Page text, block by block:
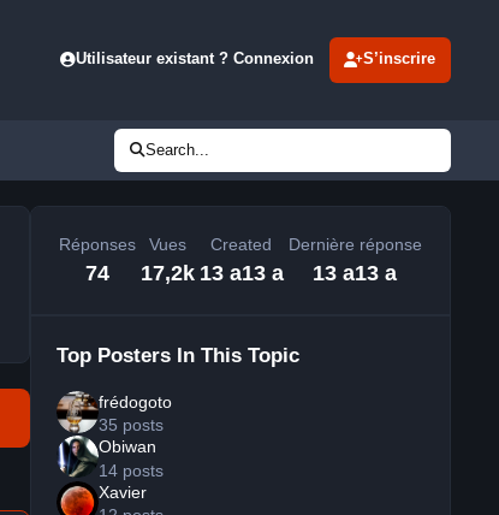
Utilisateur existant ? Connexion S’inscrire
Search...
Réponses
74
Vues
17,2k
Created
13 a13 a
Dernière réponse
13 a13 a
Top Posters In This Topic
frédogoto
35 posts
Obiwan
14 posts
Xavier